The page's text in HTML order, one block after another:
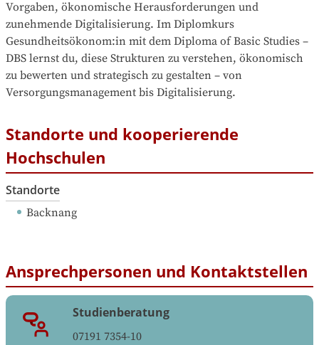
Vorgaben, ökonomische Herausforderungen und
zunehmende Digitalisierung. Im Diplomkurs
Gesundheitsökonom:in mit dem Diploma of Basic Studies –
DBS lernst du, diese Strukturen zu verstehen, ökonomisch
zu bewerten und strategisch zu gestalten – von
Versorgungsmanagement bis Digitalisierung.
Standorte und kooperierende
Hochschulen
Standorte
Backnang
Ansprechpersonen und Kontaktstellen
Studienberatung
07191 7354-10